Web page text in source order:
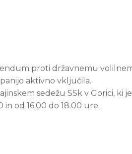
proti državnemu
aktivno vključila.
sedežu SSk v Gorici, ki
od 16.00 do 18.00 ure.